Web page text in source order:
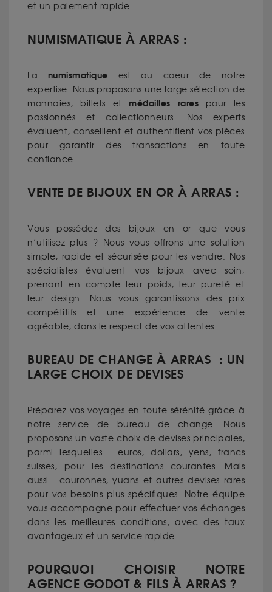
et un paiement rapide.
NUMISMATIQUE À ARRAS :
La numismatique est au coeur de notre
expertise. Nous proposons une large sélection de
monnaies, billets etmédailles rares pour les
passionnés et collectionneurs. Nos experts
évaluent, conseillent et authentifient vos pièces
pour garantir des transactions en toute
confiance.
VENTE DE BIJOUX EN OR À ARRAS :
Vous possédez des bijoux en or que vous
n’utilisez plus ? Nous vous offrons une solution
simple, rapide et sécurisée pour les vendre. Nos
spécialistes évaluent vos bijoux avec soin,
prenant en compte leur poids, leur pureté et
leur design. Nous vous garantissons des prix
compétitifs et une expérience de vente
agréable, dans le respect de vos attentes.
BUREAU DE CHANGE À ARRAS : UN
LARGE CHOIX DE DEVISES
Préparez vos voyages en toute sérénité grâce à
notre service de bureau de change. Nous
proposons un vaste choix de devises principales,
parmi lesquelles : euros, dollars, yens, francs
suisses, pour les destinations courantes. Mais
aussi : couronnes, yuans et autres devises rares
pour vos besoins plus spécifiques. Notre équipe
vous accompagne pour effectuer vos échanges
dans les meilleures conditions, avec des taux
avantageux et un service rapide.
POURQUOI CHOISIR NOTRE
AGENCE GODOT & FILS À ARRAS ?